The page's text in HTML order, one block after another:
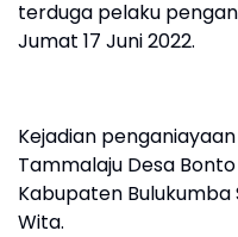
terduga pelaku
Jumat 17 Juni 2022.
Kejadian
Tammalaju Desa
Kabupaten Bulukumba
Wita.